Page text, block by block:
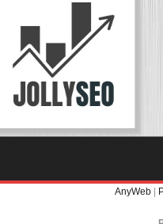
AnyWeb |